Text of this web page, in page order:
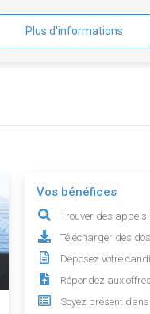
Plus d'informations
Vos bénéfices
Trouver des appels
Télécharger des
Déposez votre
Répondez aux
Soyez présent